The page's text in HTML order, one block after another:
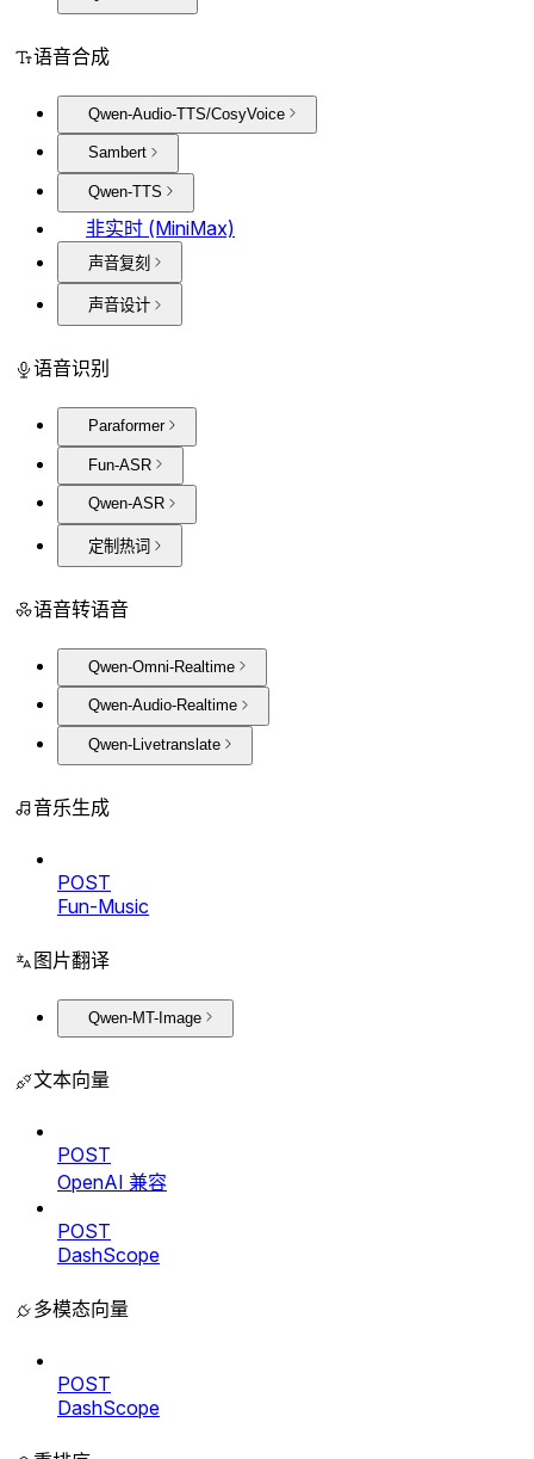
语音合成
Qwen-Audio-TTS/CosyVoice
Sambert
Qwen-TTS
非实时 (MiniMax)
声音复刻
声音设计
语音识别
Paraformer
Fun-ASR
Qwen-ASR
定制热词
语音转语音
Qwen-Omni-Realtime
Qwen-Audio-Realtime
Qwen-Livetranslate
音乐生成
POST
Fun-Music
图片翻译
Qwen-MT-Image
文本向量
POST
OpenAI 兼容
POST
DashScope
多模态向量
POST
DashScope